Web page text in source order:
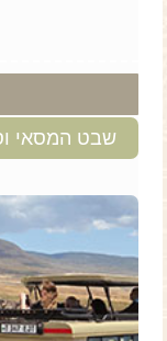
שבט המסאי